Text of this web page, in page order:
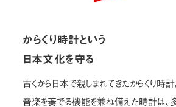
古くから日本で親しまれてきたからくり時
音楽を奏でる機能を兼ね備えた時計は、
からくり時計という
日本文化を守る